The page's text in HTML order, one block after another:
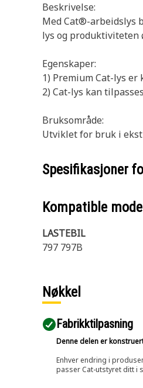
Beskrivelse:
Med Cat®-arbeidslys
lys og produktiviteten
Egenskaper:
1) Premium Cat-lys
2) Cat-lys kan
Bruksområde:
Utviklet for bruk i
Spesifikasjoner
Kompatible
LASTEBIL
797 797B
Nøkkel
Fabrikktilpasning
Denne delen er
Enhver endring i
passer Cat-utstyret ditt i